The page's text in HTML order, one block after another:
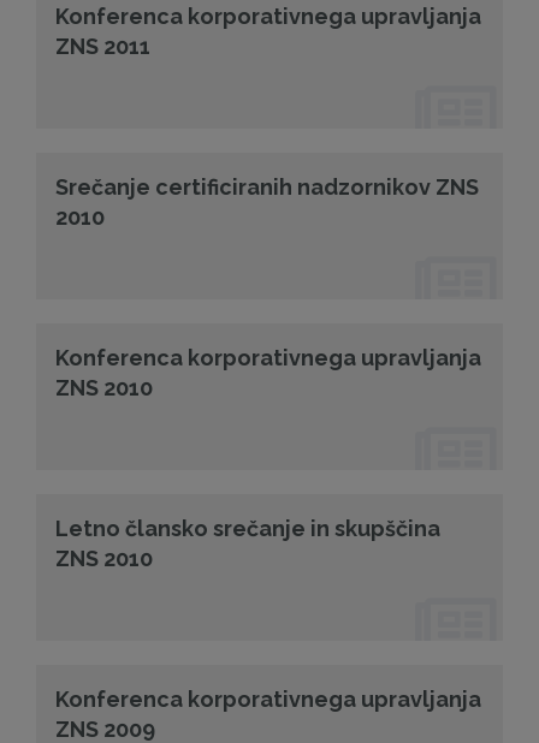
Konferenca korporativnega upravljanja
ZNS 2011
Srečanje certificiranih nadzornikov ZNS
2010
Konferenca korporativnega upravljanja
ZNS 2010
Letno člansko srečanje in skupščina
ZNS 2010
Konferenca korporativnega upravljanja
ZNS 2009